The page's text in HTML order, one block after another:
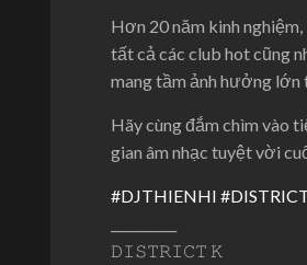
Hơn 20 năm kinh nghiệm,
tất cả các club hot cũng
mang tầm ảnh hưởng lớn
Hãy cùng đắm chìm vào
gian âm nhạc tuyệt vời
#DJTHIENHI
𝙳𝙸𝚂𝚃𝚁𝙸𝙲𝚃 𝙺